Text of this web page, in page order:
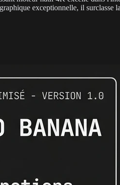
exceptionnelle, il surclasse